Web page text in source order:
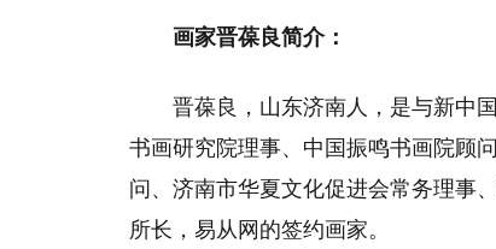
画家晋葆良简介：
晋葆良，山东济南人，是与新中
书画研究院理事、中国振鸣书画院顾
问、济南市华夏文化促进会常务理事
所长，易从网的签约画家。